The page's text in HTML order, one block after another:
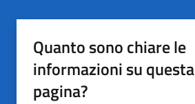
Quanto sono chiare le
informazioni su questa
pagina?